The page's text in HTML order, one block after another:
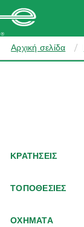
MAIN
CONTENT
Enterprise
Αρχική σελίδα
ΚΡΑΤΗΣΕΙΣ
ΤΟΠΟΘΕΣΙΕΣ
ΟΧΗΜΑΤΑ